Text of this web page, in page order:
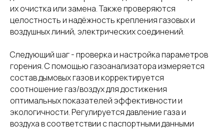
их очистка или замена. Также проверяются
целостность и надёжность крепления газовых и
воздушных линий, электрических соединений.
Следующий шаг - проверка и настройка параметров
горения. С помощью газоанализатора измеряется
состав дымовых газов и корректируется
соотношение газ/воздух для достижения
оптимальных показателей эффективности и
экологичности. Регулируется давление газа и
воздуха в соответствии с паспортными данными